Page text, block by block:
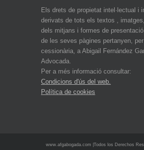
Els drets de propietat intel·lectual i
derivats de tots els textos ,
dels mitjans i formes de
de les seves pàgines pertanyen,
cessionària, a Abigail Fernández
Advocada.
Per a més informació consultar:
Condicions d'ús del web.
Política de cookies
www.afgabogada.com |Todos los Derechos